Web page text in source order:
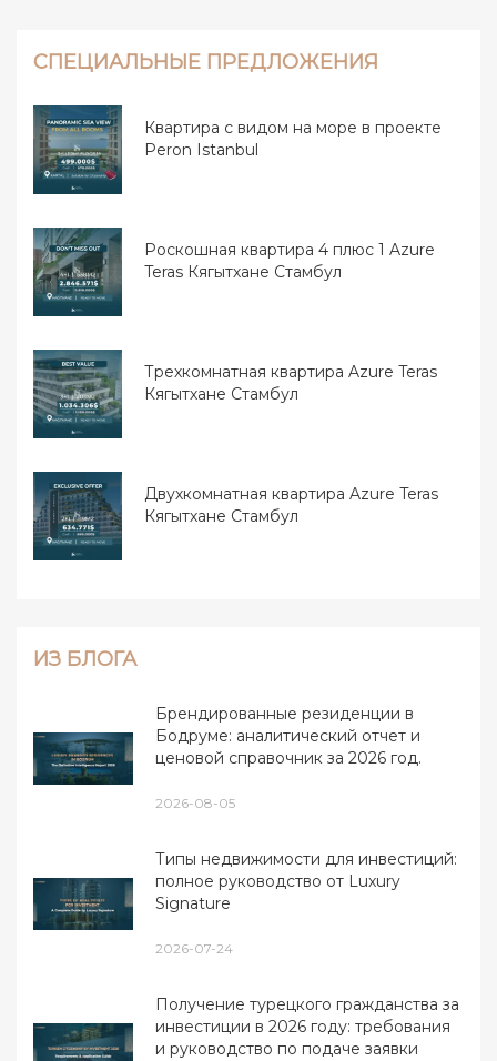
СПЕЦИАЛЬНЫЕ ПРЕДЛОЖЕНИЯ
Квартира с видом на море в проекте
Peron Istanbul
Роскошная квартира 4 плюс 1 Azure
Teras Кягытхане Стамбул
Трехкомнатная квартира Azure Teras
Кягытхане Стамбул
Двухкомнатная квартира Azure Teras
Кягытхане Стамбул
ИЗ БЛОГА
Брендированные резиденции в
Бодруме: аналитический отчет и
ценовой справочник за 2026 год.
2026-08-05
Типы недвижимости для инвестиций:
полное руководство от Luxury
Signature
2026-07-24
Получение турецкого гражданства за
инвестиции в 2026 году: требования
и руководство по подаче заявки